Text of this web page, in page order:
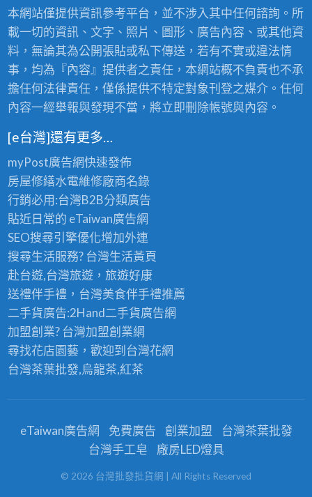
本網站僅提供資訊參考平台，並不涉入其中任何諮詢。所
載一切的資訊、文字、照片、圖形、廣告內容、或其他資
料，無論其為公開張貼或私下傳送，若有不實或違法情
事，均為『內容』提供者之責任，本網站概不負責也不承
擔任何法律責任，僅係提供不特定對象刊登之媒介。任何
內容一經舉報與發現不當，將立即刪除帳號與內容。
[e台灣]還有更多…
myPost廣告網快速發佈
房屋修繕水電維修廠商名錄
行銷必用:台灣B2B分類廣告
貼近日常的 eTaiwan廣告網
SEO搜尋引擎優化增加外連
搜尋生活服務? 台灣生活黃頁
赴台遊,台灣旅遊，旅遊好康
送禮伴手禮，台灣美食伴手禮推薦
二手貨廣告:2Hand二手貨廣告網
加盟創業? 台灣加盟創業網
尋找花店園藝，歡迎到台灣花網
台灣茶葉批發,烏龍茶,紅茶
eTaiwan廣告網 免費廣告 創業加盟
台灣茶葉批發
台灣手工皂
廠房LED燈具
© 2026 台灣批發批貨網 | All Rights Reserved